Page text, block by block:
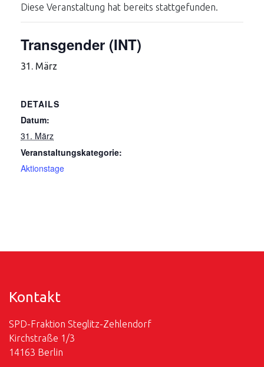
Diese Veranstaltung hat bereits stattgefunden.
Transgender (INT)
31. März
DETAILS
Datum:
31. März
Veranstaltungskategorie:
Aktionstage
Kontakt
SPD-Fraktion Steglitz-Zehlendorf
Kirchstraße 1/3
14163 Berlin